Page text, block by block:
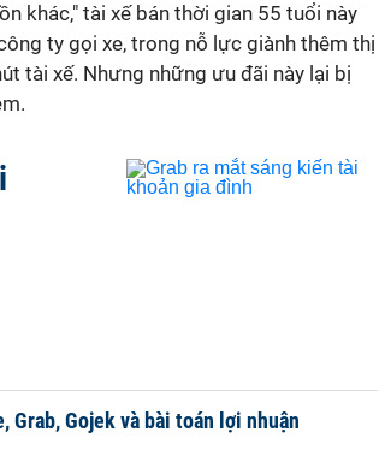
khác," tài xế bán thời gian 55 tuổi này
ty gọi xe, trong nỗ lực giành thêm thị
tài xế. Nhưng những ưu đãi này lại bị
Grab, Gojek và bài toán lợi nhuận